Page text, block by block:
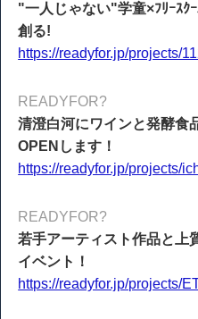
"一人じゃない"学童×ﾌﾘｰｽｸ
創る!
https://readyfor.jp/projects/
READYFOR?
清澄白河にワインと発酵食
OPENします！
https://readyfor.jp/projects/
READYFOR?
若手アーティスト作品と上
イベント！
https://readyfor.jp/projects/